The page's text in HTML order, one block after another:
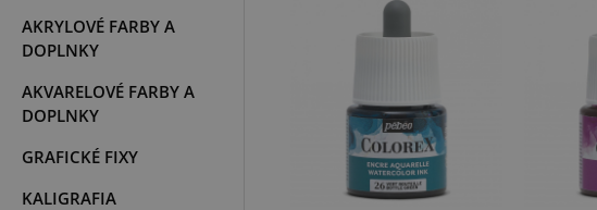
AKRYLOVÉ FARBY A
DOPLNKY
AKVARELOVÉ FARBY A
DOPLNKY
GRAFICKÉ FIXY
KALIGRAFIA